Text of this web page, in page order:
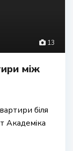
13
між
біля
Академіка